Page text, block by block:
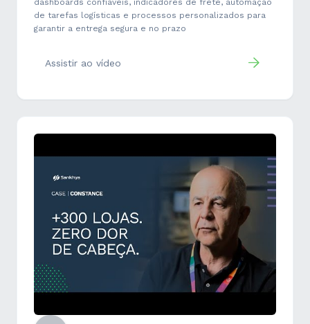
de tarefas logísticas e processos personalizados para
garantir a entrega segura e no prazo
Assistir ao vídeo